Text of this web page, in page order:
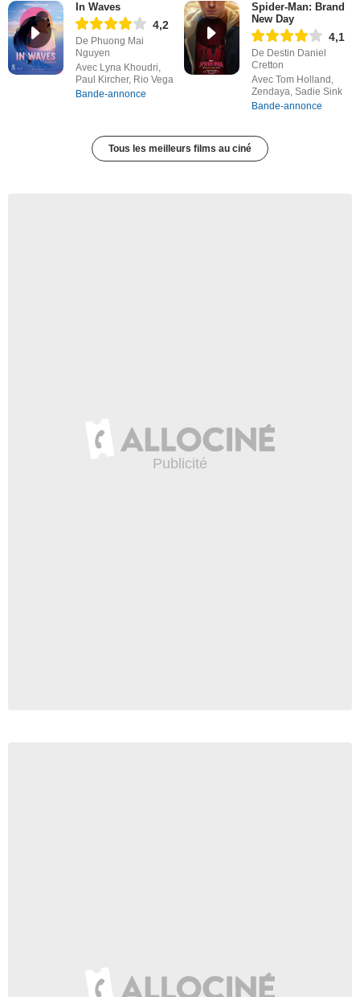
In Waves
4,2
De Phuong Mai
Nguyen
Avec Lyna Khoudri,
Paul Kircher, Rio Vega
Bande-annonce
Spider-Man: Brand
New Day
4,1
De Destin Daniel
Cretton
Avec Tom Holland,
Zendaya, Sadie Sink
Bande-annonce
Tous les meilleurs films au ciné